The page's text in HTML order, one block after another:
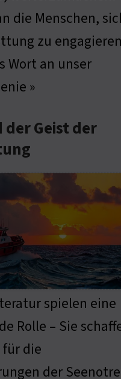
die Menschen,
zu
Wort an unser
»
Geist der
spielen eine
Rolle – Sie
die
der